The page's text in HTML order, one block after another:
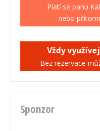
Platí se panu
nebo
Vždy
Bez rezervace
Sponzor